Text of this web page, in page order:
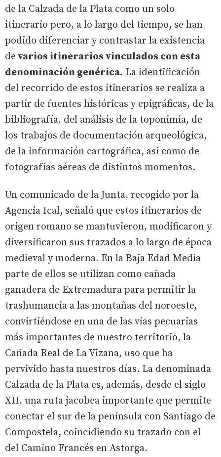
de la Calzada de la Plata como un solo
itinerario pero, a lo largo del tiempo, se han
podido diferenciar y contrastar la existencia
de varios itinerarios vinculados con esta
denominación genérica. La identificación
del recorrido de estos itinerarios se realiza a
partir de fuentes históricas y epigráficas, de la
bibliografía, del análisis de la toponimia, de
los trabajos de documentación arqueológica,
de la información cartográfica, así como de
fotografías aéreas de distintos momentos.
Un comunicado de la Junta, recogido por la
Agencia Ical, señaló que estos itinerarios de
origen romano se mantuvieron, modificaron y
diversificaron sus trazados a lo largo de época
medieval y moderna. En la Baja Edad Media
parte de ellos se utilizan como cañada
ganadera de Extremadura para permitir la
trashumancia a las montañas del noroeste,
convirtiéndose en una de las vías pecuarias
más importantes de nuestro territorio, la
Cañada Real de La Vizana, uso que ha
pervivido hasta nuestros días. La denominada
Calzada de la Plata es, además, desde el siglo
XII, una ruta jacobea importante que permite
conectar el sur de la península con Santiago de
Compostela, coincidiendo su trazado con el
del Camino Francés en Astorga.